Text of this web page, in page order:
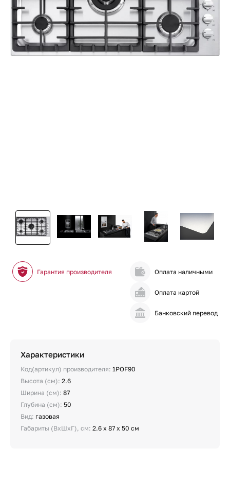
Гарантия производителя Оплата наличными
Оплата картой
Банковский перевод
Характеристики
Код(артикул) производителя: 1POF90
Высота (см): 2.6
Ширина (см): 87
Глубина (см): 50
Вид: газовая
Габариты (ВхШхГ), см: 2.6 х 87 х 50 см